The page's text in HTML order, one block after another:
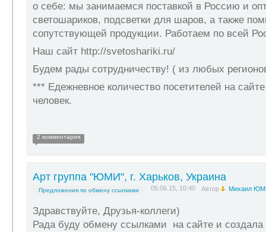
о себе: мы занимаемся поставкой в Россию и
светошариков, подсветки для шаров, а также
сопутствующей продукции. Работаем по всей
Наш сайт http://svetoshariki.ru/
Будем рады сотрудничеству! ( из любых
*** Едежневное количество посетителей на
человек.
2 комментария
Арт группа "ЮМИ", г. Харьков, Украина
Предложения по обмену ссылками 05.06.15, 10:40 Автор Михаил
Здравствуйте, Друзья-коллеги)
Рада буду обмену ссылками на сайте и